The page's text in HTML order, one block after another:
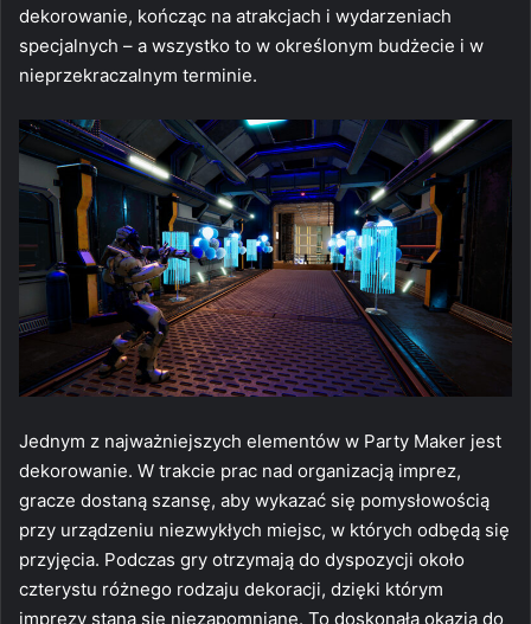
dekorowanie, kończąc na atrakcjach i wydarzeniach
specjalnych – a wszystko to w określonym budżecie i w
nieprzekraczalnym terminie.
Jednym z najważniejszych elementów w Party Maker jest
dekorowanie. W trakcie prac nad organizacją imprez,
gracze dostaną szansę, aby wykazać się pomysłowością
przy urządzeniu niezwykłych miejsc, w których odbędą się
przyjęcia. Podczas gry otrzymają do dyspozycji około
czterystu różnego rodzaju dekoracji, dzięki którym
imprezy staną się niezapomniane. To doskonała okazja do